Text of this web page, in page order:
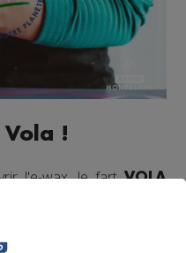
Vola !
l'e-wax, le fartVOLA
directement de cires
réduire l'impact